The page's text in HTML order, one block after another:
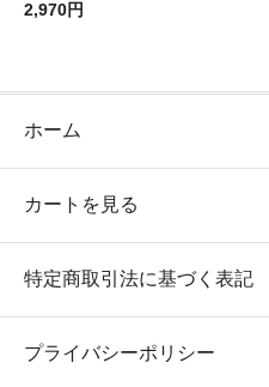
2,970円
ホーム
カートを見る
特定商取引法に基づく表記
プライバシーポリシー